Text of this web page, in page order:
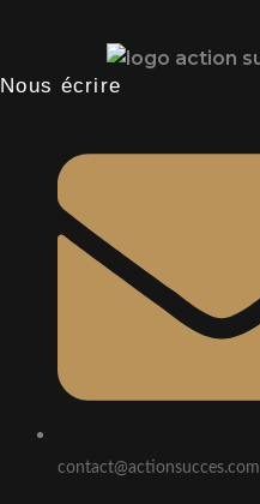
Nous écrire
contact@actionsucces.com